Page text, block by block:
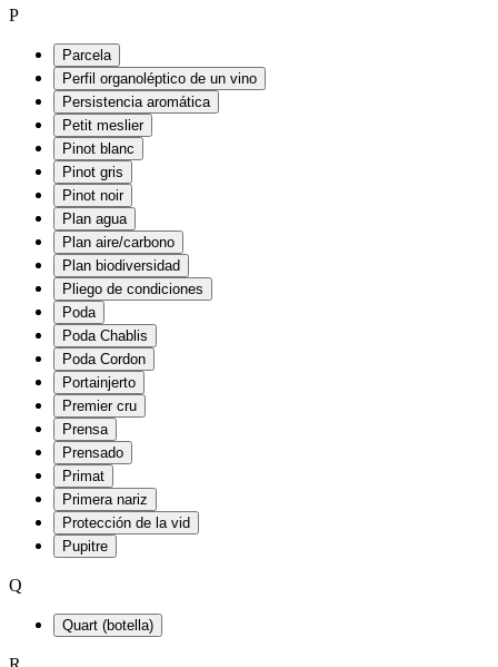
P
Parcela
Perfil organoléptico de un vino
Persistencia aromática
Petit meslier
Pinot blanc
Pinot gris
Pinot noir
Plan agua
Plan aire/carbono
Plan biodiversidad
Pliego de condiciones
Poda
Poda Chablis
Poda Cordon
Portainjerto
Premier cru
Prensa
Prensado
Primat
Primera nariz
Protección de la vid
Pupitre
Q
Quart (botella)